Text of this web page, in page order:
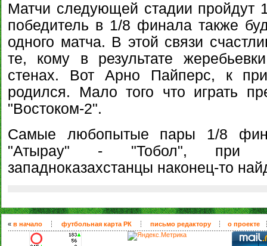
Матчи следующей стадии пройдут
победитель в 1/8 финала также
одного матча. В этой связи
те, кому в результате
стенах. Вот Арно Пайперс, к
родился. Мало того что играть
"Востоком-2".
Самые любопытые пары 1/8
"Атырау" - "Тобол", при
западноказахстанцы наконец-то
« в начало футбольная карта РК письмо редактору о проекте